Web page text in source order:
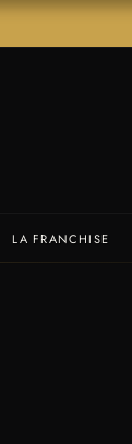
LA FRANCHISE